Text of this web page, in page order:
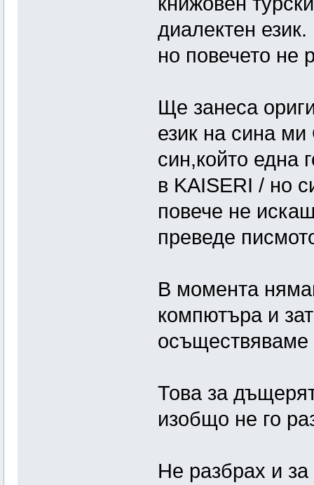
диалектен
но повечето не
Ще занеса
език на сина
син,който една
в KAISERI / но
повече не
преведе
В момента
компютъра и
осъществяваме
Това за
изобщо не го
Не разбрах и за